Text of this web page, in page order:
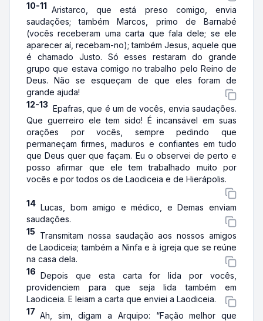
10-11 Aristarco, que está preso comigo, envia
saudações; também Marcos, primo de Barnabé
(vocês receberam uma carta que fala dele; se ele
aparecer aí, recebam-no); também Jesus, aquele que
é chamado Justo. Só esses restaram do grande
grupo que estava comigo no trabalho pelo Reino de
Deus. Não se esqueçam de que eles foram de
grande ajuda!
12-13 Epafras, que é um de vocês, envia saudações.
Que guerreiro ele tem sido! É incansável em suas
orações por vocês, sempre pedindo que
permaneçam firmes, maduros e confiantes em tudo
que Deus quer que façam. Eu o observei de perto e
posso afirmar que ele tem trabalhado muito por
vocês e por todos os de Laodiceia e de Hierápolis.
14 Lucas, bom amigo e médico, e Demas enviam
saudações.
15 Transmitam nossa saudação aos nossos amigos
de Laodiceia; também a Ninfa e à igreja que se reúne
na casa dela.
16 Depois que esta carta for lida por vocês,
providenciem para que seja lida também em
Laodiceia. E leiam a carta que enviei a Laodiceia.
17 Ah, sim, digam a Arquipo: “Fação melhor que